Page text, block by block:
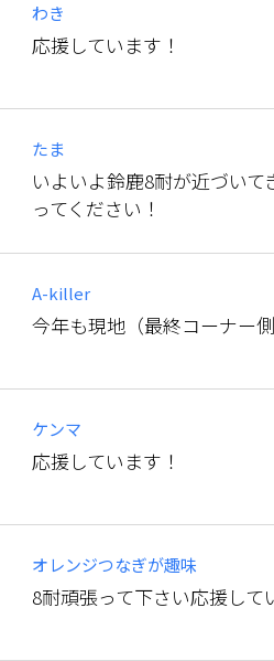
わき
応援しています！
たま
いよいよ鈴鹿8耐が近づい
ってください！
A-killer
今年も現地（最終コーナー
ケンマ
応援しています！
オレンジつなぎが趣味
8耐頑張って下さい応援して